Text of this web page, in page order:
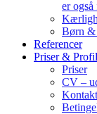
er
Børn &
Referencer
Priser & Profil
Priser
CV –
Kontakt